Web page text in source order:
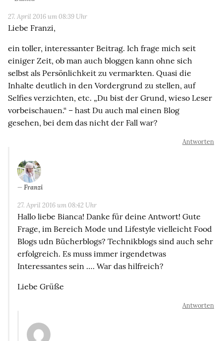
27. April 2016 um 08:39 Uhr
Liebe Franzi,
ein toller, interessanter Beitrag. Ich frage mich seit
einiger Zeit, ob man auch bloggen kann ohne sich
selbst als Persönlichkeit zu vermarkten. Quasi die
Inhalte deutlich in den Vordergrund zu stellen, auf
Selfies verzichten, etc. „Du bist der Grund, wieso Leser
vorbeischauen.“ – hast Du auch mal einen Blog
gesehen, bei dem das nicht der Fall war?
Antworten
Franzi
27. April 2016 um 08:42 Uhr
Hallo liebe Bianca! Danke für deine Antwort! Gute
Frage, im Bereich Mode und Lifestyle vielleicht Food
Blogs udn Bücherblogs? Technikblogs sind auch sehr
erfolgreich. Es muss immer irgendetwas
Interessantes sein …. War das hilfreich?
Liebe Grüße
Antworten